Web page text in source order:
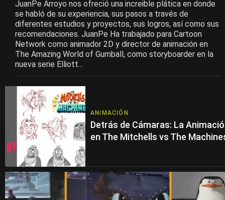
JuanPe Arroyo nos ofreció una increible plática en donde
se habló de su experiencia, sus pasos a través de
diferentes estudios y proyectos, sus logros, así como sus
recomendaciones. JuanPe Ha trabajado para Cartoon
Network como animador 2D y director de animación en
The Amazing World of Gumball, como storyboarder en la
nueva serie Elliott...
ANIMACIÓN
Detrás de Cámaras: La
en The Mitchells vs The